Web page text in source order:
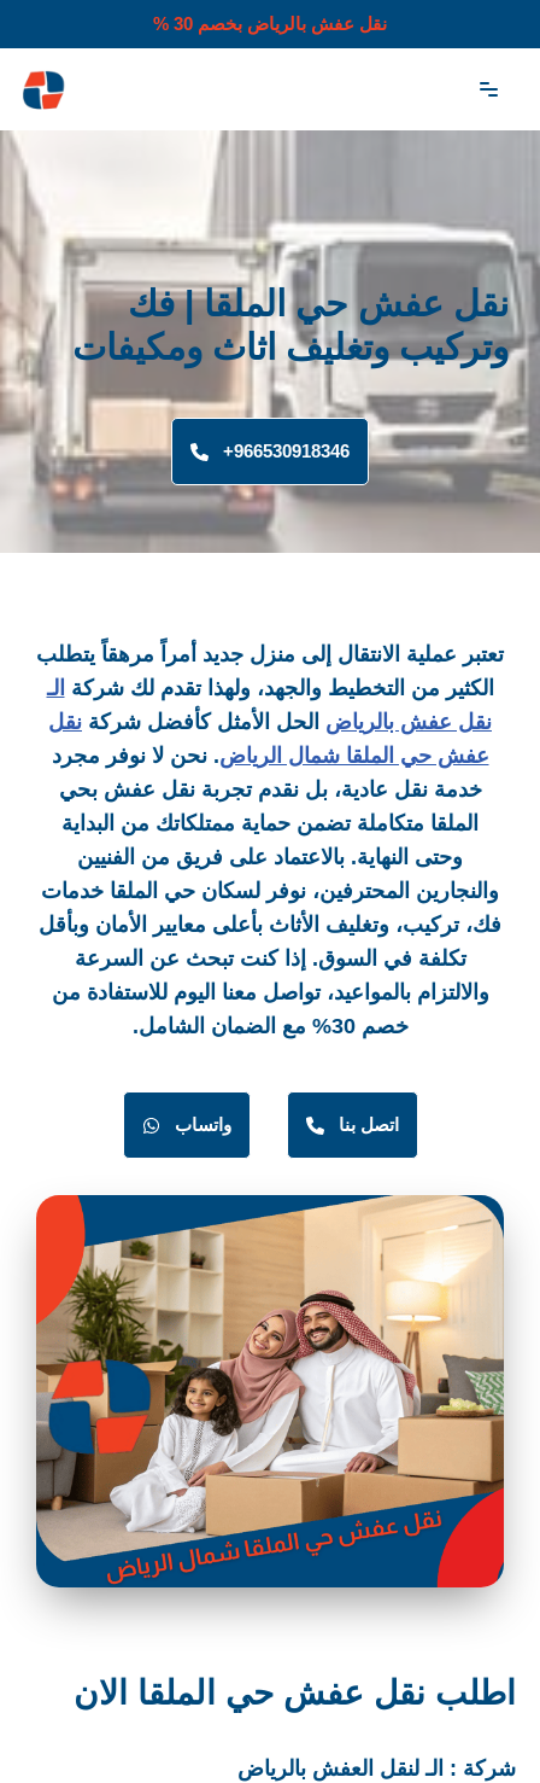
إلى
نقل عفش بالرياض بخصم 30 %
نقل عفش حي الملقا | فك
وتركيب وتغليف اثاث ومكيفات
966530918346+
تعتبر عملية الانتقال إلى منزل جديد أمراً مرهقاً يتطلب
الكثير من التخطيط والجهد، ولهذا تقدم لك شركة الـ
نقل عفش بالرياض الحل الأمثل كأفضل شركة نقل
عفش حي الملقا شمال الرياض. نحن لا نوفر مجرد
خدمة نقل عادية، بل نقدم تجربة نقل عفش بحي
الملقا متكاملة تضمن حماية ممتلكاتك من البداية
وحتى النهاية. بالاعتماد على فريق من الفنيين
والنجارين المحترفين، نوفر لسكان حي الملقا خدمات
فك، تركيب، وتغليف الأثاث بأعلى معايير الأمان وبأقل
تكلفة في السوق. إذا كنت تبحث عن السرعة
والالتزام بالمواعيد، تواصل معنا اليوم للاستفادة من
خصم 30% مع الضمان الشامل.
اتصل بنا واتساب
اطلب نقل عفش حي الملقا الان
شركة : الـ لنقل العفش بالرياض